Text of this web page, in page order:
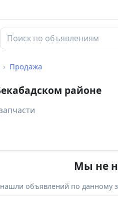
Продажа
районе
Мы не
объявлений по данному